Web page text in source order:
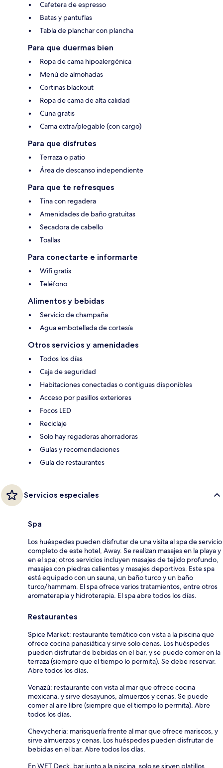
Cafetera de espresso
Batas y pantuflas
Tabla de planchar con plancha
Para que duermas bien
Ropa de cama hipoalergénica
Menú de almohadas
Cortinas blackout
Ropa de cama de alta calidad
Cuna gratis
Cama extra/plegable (con cargo)
Para que disfrutes
Terraza o patio
Área de descanso independiente
Para que te refresques
Tina con regadera
Amenidades de baño gratuitas
Secadora de cabello
Toallas
Para conectarte e informarte
Wifi gratis
Teléfono
Alimentos y bebidas
Servicio de champaña
Agua embotellada de cortesía
Otros servicios y amenidades
Todos los días
Caja de seguridad
Habitaciones conectadas o contiguas disponibles
Acceso por pasillos exteriores
Focos LED
Reciclaje
Solo hay regaderas ahorradoras
Guías y recomendaciones
Guía de restaurantes
Servicios especiales
Spa
Los huéspedes pueden disfrutar de una visita al spa de servicio
completo de este hotel, Away. Se realizan masajes en la playa y
en el spa; otros servicios incluyen masajes de tejido profundo,
masajes con piedras calientes y masajes deportivos. Este spa
está equipado con un sauna, un baño turco y un baño
turco/hammam. El spa ofrece varios tratamientos, entre otros
aromaterapia y hidroterapia. El spa abre todos los días.
Restaurantes
Spice Market: restaurante temático con vista a la piscina que
ofrece cocina panasiática y sirve solo cenas. Los huéspedes
pueden disfrutar de bebidas en el bar, y se puede comer en la
terraza (siempre que el tiempo lo permita). Se debe reservar.
Abre todos los días.
Venazú: restaurante con vista al mar que ofrece cocina
mexicana, y sirve desayunos, almuerzos y cenas. Se puede
comer al aire libre (siempre que el tiempo lo permita). Abre
todos los días.
Chevycheria: marisquería frente al mar que ofrece mariscos, y
sirve almuerzos y cenas. Los huéspedes pueden disfrutar de
bebidas en el bar. Abre todos los días.
En WET Deck, bar junto a la piscina, solo se sirven platillos